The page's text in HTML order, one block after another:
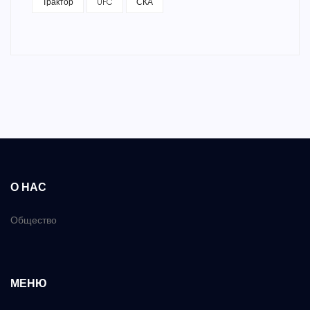
О НАС
Общество
МЕНЮ